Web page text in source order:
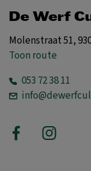
De Werf
Molenstraat 51,
Toon route
053 72 38 11